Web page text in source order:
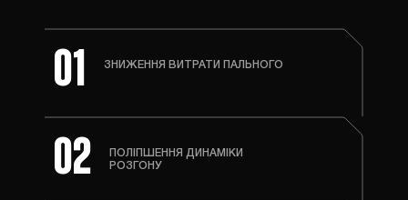
01 ЗНИЖЕННЯ ВИТРАТИ ПАЛЬНОГО
02
ПОЛІПШЕННЯ ДИНАМІКИ
РОЗГОНУ